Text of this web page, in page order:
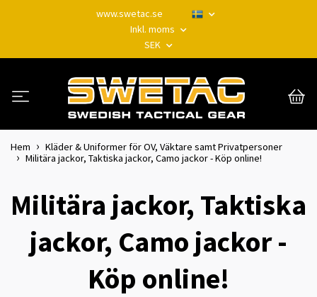
www.swetac.se
Inkl. moms
SEK
Hem
Kläder & Uniformer för OV, Väktare samt Privatpersoner
Militära jackor, Taktiska jackor, Camo jackor - Köp online!
Militära jackor, Taktiska
jackor, Camo jackor -
Köp online!